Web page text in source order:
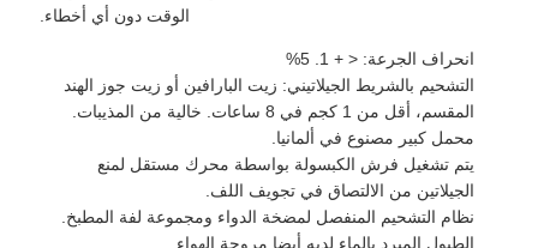
الوقت دون أي أخطاء.
انحراف الجرعة: < + 1. 5%
التشحيم بالشريط الجيلاتيني: زيت البارافين أو زيت جوز الهند
المقسم، أقل من 1 كجم في 8 ساعات. خالية من المذيبات.
محمل كبير مصنوع في ألمانيا.
يتم تشغيل فرش الكبسولة بواسطة محرك مستقل لمنع
الجيلاتين من الالتصاق في تجويف اللف.
نظام التشحيم المنفصل لمضخة الدواء ومجموعة لفة المطبخ.
الطبول المبرد بالماء لديه أيضا مروحة الهواء